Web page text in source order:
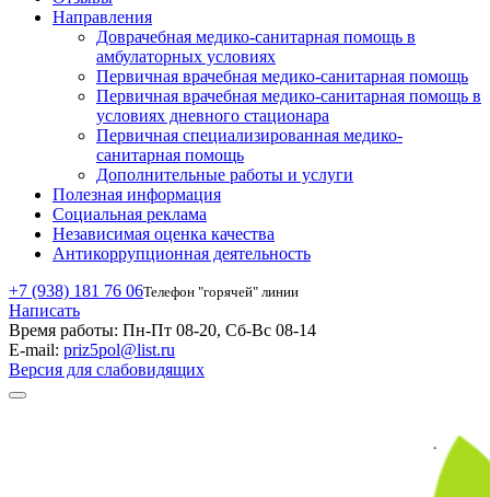
Направления
Доврачебная медико-санитарная помощь в
амбулаторных условиях
Первичная врачебная медико-санитарная помощь
Первичная врачебная медико-санитарная помощь в
условиях дневного стационара
Первичная специализированная медико-
санитарная помощь
Дополнительные работы и услуги
Полезная информация
Социальная реклама
Независимая оценка качества
Антикоррупционная деятельность
+7 (938) 181 76 06Телефон "горячей" линии
Написать
Время работы: Пн-Пт 08-20, Сб-Вс 08-14
E-mail: priz5pol@list.ru
Версия для слабовидящих